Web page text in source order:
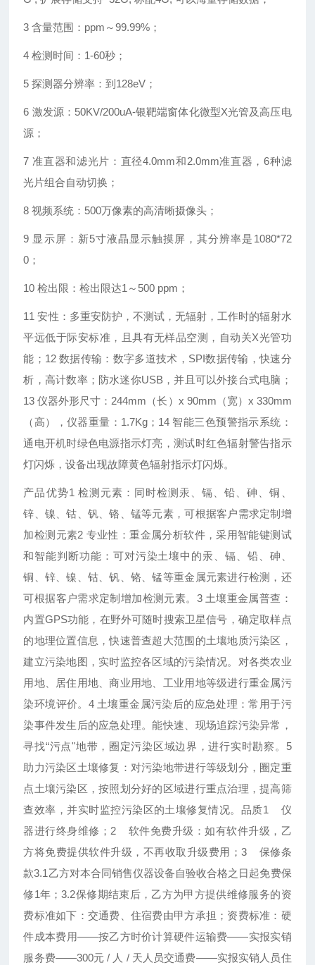
3 含量范围：ppm～99.99%；
4 检测时间：1-60秒；
5 探测器分辨率：到128eV；
6 激发源：50KV/200uA-银靶端窗体化微型X光管及高压电
源；
7 准直器和滤光片：直径4.0mm和2.0mm准直器，6种滤
光片组合自动切换；
8 视频系统：500万像素的高清晰摄像头；
9 显示屏：新5寸液晶显示触摸屏，其分辨率是1080*72
0；
10 检出限：检出限达1～500 ppm；
11 安性：多重安防护，不测试，无辐射，工作时的辐射水
平远低于际安标准，且具有无样品空测，自动关X光管功
能；12 数据传输：数字多道技术，SPI数据传输，快速分
析，高计数率；防水迷你USB，并且可以外接台式电脑；
13 仪器外形尺寸：244mm（长）x 90mm（宽）x 330mm
（高），仪器重量：1.7Kg；14 智能三色预警指示系统：
通电开机时绿色电源指示灯亮，测试时红色辐射警告指示
灯闪烁，设备出现故障黄色辐射指示灯闪烁。
产品优势1 检测元素：同时检测汞、镉、铅、砷、铜、
锌、镍、钴、钒、铬、锰等元素，可根据客户需求定制增
加检测元素2 专业性：重金属分析软件，采用智能键测试
和智能判断功能：可对污染土壤中的汞、镉、铅、砷、
铜、锌、镍、钴、钒、铬、锰等重金属元素进行检测，还
可根据客户需求定制增加检测元素。3 土壤重金属普查：
内置GPS功能，在野外可随时搜索卫星信号，确定取样点
的地理位置信息，快速普查超大范围的土壤地质污染区，
建立污染地图，实时监控各区域的污染情况。对各类农业
用地、居住用地、商业用地、工业用地等级进行重金属污
染环境评价。4 土壤重金属污染后的应急处理：常用于污
染事件发生后的应急处理。能快速、现场追踪污染异常，
寻找“污点"地带，圈定污染区域边界，进行实时勘察。5
助力污染区土壤修复：对污染地带进行等级划分，圈定重
点土壤污染区，按照划分好的区域进行重点治理，提高筛
查效率，并实时监控污染区的土壤修复情况。品质1 仪
器进行终身维修；2 软件免费升级：如有软件升级，乙
方将免费提供软件升级，不再收取升级费用；3 保修条
款3.1乙方对本合同销售仪器设备自验收合格之日起免费保
修1年；3.2保修期结束后，乙方为甲方提供维修服务的资
费标准如下：交通费、住宿费由甲方承担；资费标准：硬
件成本费用——按乙方时价计算硬件运输费——实报实销
服务费——300元 / 人 / 天人员交通费——实报实销人员住